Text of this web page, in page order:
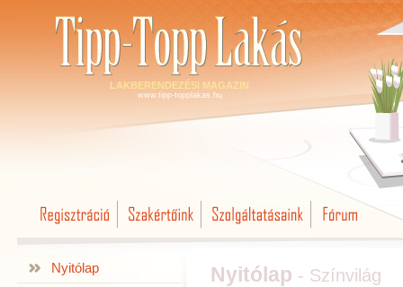
LAKBERENDEZÉSI MAGAZIN
www.tipp-topplakas.hu
Nyitólap
Nyitólap - Színvilág